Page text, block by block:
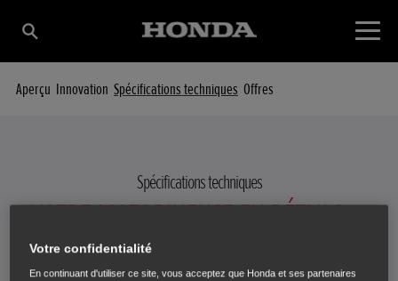
Aperçu Innovation Spécifications techniques Offres
Spécifications techniques
VOTRE MOTOBINEUSE EN DÉTAILS
Votre confidentialité
En continuant d'utiliser ce site, vous acceptez que Honda et ses partenaires